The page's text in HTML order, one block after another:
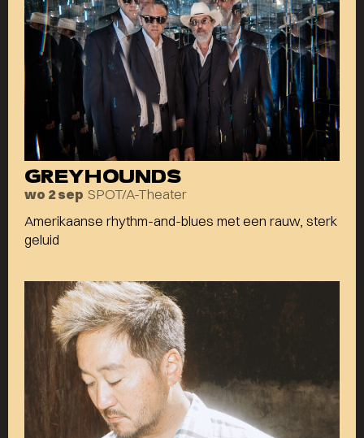
GREYHOUNDS
wo 2 sep SPOT/A-Theater
Amerikaanse rhythm-and-blues met een rauw, sterk
geluid